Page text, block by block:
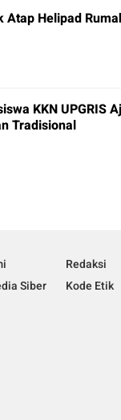
Helipad
KKN UPGRIS
Tradisional
Redaksi
Siber Kode Etik